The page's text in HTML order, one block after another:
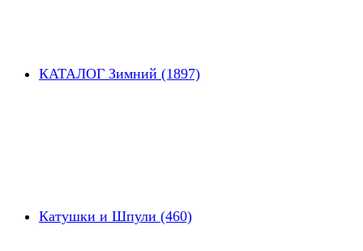
КАТАЛОГ Зимний (1897)
Катушки и Шпули (460)